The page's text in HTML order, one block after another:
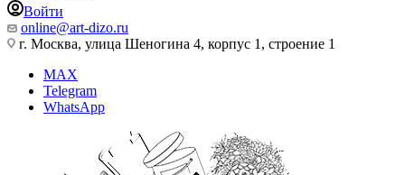
Войти
online@art-dizo.ru
г. Москва, улица Шеногина 4, корпус 1, строение 1
MAX
Telegram
WhatsApp